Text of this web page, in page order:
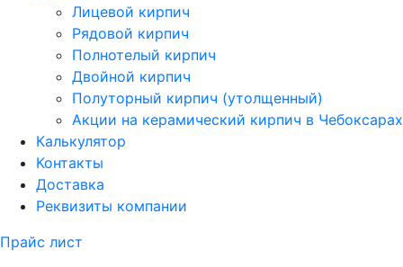
Лицевой кирпич
Рядовой кирпич
Полнотелый кирпич
Двойной кирпич
Полуторный кирпич (утолщенный)
Акции на керамический кирпич в Чебоксарах
Калькулятор
Контакты
Доставка
Реквизиты компании
Прайс лист